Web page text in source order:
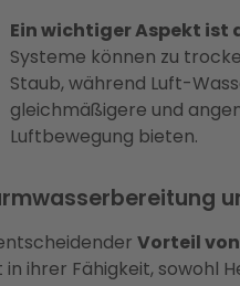
Ein wichtiger Aspekt
Systeme können zu
Staub, während Luft-
gleichmäßigere und
Luftbewegung bieten.
Vorteil
in ihrer Fähigkeit, sowohl